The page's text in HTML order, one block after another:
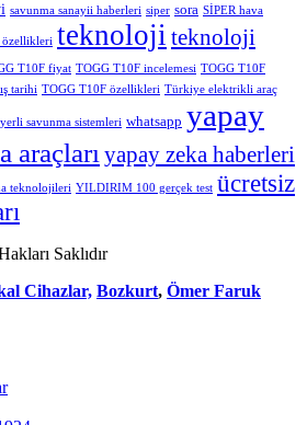
savunma sanayii haberleri siper sora SİPER hava
özellikleri teknoloji teknoloji
T10F fiyat TOGG T10F incelemesi TOGG T10F
tarihi TOGG T10F özellikleri Türkiye elektrikli araç
savunma sistemleri whatsapp yapay
araçları yapay zeka haberleri
teknolojileri YILDIRIM 100 gerçek test ücretsiz
Saklıdır
Cihazlar, Bozkurt, Ömer Faruk